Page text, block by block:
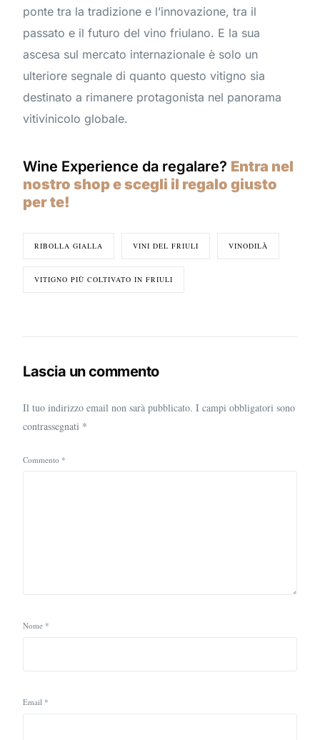
ponte tra la tradizione e l’innovazione, tra il
passato e il futuro del vino friulano. E la sua
ascesa sul mercato internazionale è solo un
ulteriore segnale di quanto questo vitigno sia
destinato a rimanere protagonista nel panorama
vitivinicolo globale.
Wine Experience da regalare? Entra nel
nostro shop e scegli il regalo giusto
per te!
RIBOLLA GIALLA VINI DEL FRIULI VINODILÀ
VITIGNO PIÙ COLTIVATO IN FRIULI
Lascia un commento
Il tuo indirizzo email non sarà pubblicato. I campi obbligatori sono
contrassegnati *
Commento *
Nome *
Email *